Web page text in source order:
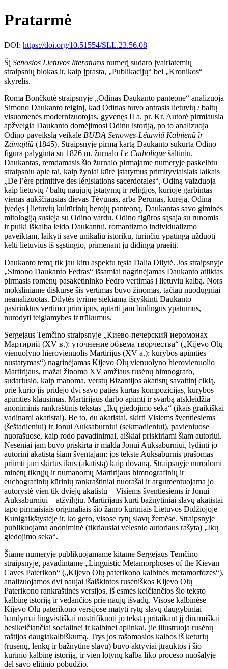
Pratarmė
DOI: https://doi.org/10.51554/SLL.23.56.08
Šį Senosios Lietuvos literatūros numerį sudaro įvairiatemių
straipsnių blokas ir, kaip įprasta, „Publikacijų“ bei „Kronikos“
skyrelis.
Roma Bončkutė straipsnyje „Odinas Daukanto panteone“ analizuoja
Simono Daukanto teiginį, kad Odinas buvo antrasis lietuvių / baltų
visuomenės modernizuotojas, gyvenęs II a. pr. Kr. Autorė pirmiausia
apžvelgia Daukanto domėjimosi Odinu istoriją, po to analizuoja
Odino paveikslą veikale BUDĄ Senowęs-Lëtuwiû Kalnienû ĩr
Ƶámajtiû (1845). Straipsnyje pirmą kartą Daukanto sukurta Odino
figūra palyginta su 1826 m. žurnalo Le Catholique šaltiniu.
Daukantas, remdamasis šio žurnalo pirmajame numeryje paskelbtu
straipsniu apie tai, kaip žyniai kūrė įstatymus primityviaisiais laikais
„De l’ère primitive des législations sacerdotales“, Odiną vaizduoja
kaip lietuvių / baltų naujųjų įstatymų ir religijos, kurioje garbintas
vienas aukščiausias dievas Tėvūnas, arba Perūnas, kūrėją. Odiną
įvedęs į lietuvių kultūrinių herojų panteoną, Daukantas savo giminės
mitologiją susieja su Odino vardu. Odino figūros sąsaja su runomis
ir puiki iškalba leido Daukantui, romantizmo individualizmo
paveiktam, laikyti save unikaliu istoriku, turinčiu ypatingą užduotį
kelti lietuvius iš sąstingio, primenant jų didingą praeitį.
Daukanto temą tik jau kitu aspektu tęsia Dalia Dilytė. Jos straipsnyje
„Simono Daukanto Fedras“ išsamiai nagrinėjamas Daukanto atliktas
pirmasis romėnų pasakėtininko Fedro vertimas į lietuvių kalbą. Nors
moksliniame diskurse šis vertimas buvo žinomas, tačiau nuodugniai
neanalizuotas. Dilytės tyrime siekiama išryškinti Daukanto
pasirinktus vertimo principus, aptarti jam būdingus ypatumus,
nurodyti teigiamybes ir trūkumus.
Sergejaus Temčino straipsnyje „Киево-печерский иеромонах
Мартирий (XV в.): уточнение объема творчества“ („Kijevo Olų
vienuolyno hierovienuolis Martirijus (XV a.): kūrybos apimties
nustatymas“) nagrinėjamas Kijevo Olų vienuolyno hierovienuolio
Martirijaus, mažai žinomo XV amžiaus rusėnų himnografo,
sudariusio, kaip manoma, verstų Bizantijos akatistų savaitinį ciklą,
prie kurio jis pridėjo dvi savo paties kurtas kompozicijas, kūrybos
apimties klausimas. Martirijaus darbo apimtį ir svarbą atskleidžia
anoniminis rankraštinis tekstas „Ikų giedojimo seka“ (ikais graikiškai
vadinami akatistai). Be to, du akatistai, skirti Visiems šventiesiems
(šeštadieniui) ir Jonui Auksaburniui (sekmadieniui), pavieniuose
nuorašuose, kaip rodo pavadinimai, aiškiai priskiriami šiam autoriui.
Neseniai jam buvo priskirta ir malda Jonui Auksaburniui, lydinti jo
autorinį akatistą šiam šventajam: jos tekste Auksaburnis prašomas
priimti jam skirtus ikus (akatistą) kaip dovaną. Straipsnyje nurodomi
minėtų tikrųjų ir numanomų Martirijaus himnografinių ir
euchografinių kūrinių rankraštiniai nuorašai ir argumentuojama jo
autorystė vien tik dviejų akatistų – Visiems šventiesiems ir Jonui
Auksaburniui – atžvilgiu. Martirijaus kurti bažnytiniai slavų akatistai
tapo pirmaisiais originaliais šio žanro kūriniais Lietuvos Didžiojoje
Kunigaikštystėje ir, ko gero, visose rytų slavų žemėse. Straipsnyje
publikuojama anoniminė (tikriausiai vėlesnio autoriaus rašyta) „Ikų
giedojimo seka“.
Šiame numeryje publikuojamame kitame Sergejaus Temčino
straipsnyje, pavadintame „Linguistic Metamorphoses of the Kievan
Caves Paterikon“ („Kijevo Olų paterikono kalbinės metamorfozės“),
analizuojamos dvi naujai išaiškintos rusėniškos Kijevo Olų
Paterikono rankraštinės versijos, iš esmės keičiančios šio teksto
kalbinę istoriją ir vedančios prie naujų išvadų. Visose kalbinėse
Kijevo Olų paterikono versijose matyti rytų slavų daugybiniai
bandymai lingvistiškai nostrifikuoti jo tekstą pritaikant jį dinamiškai
besikeičiančiai socialinei ir kalbinei aplinkai, jie iliustruoja rusėnų
raštijos daugiakalbiškumą. Trys jos rašomosios kalbos iš keturių
(rusėnų, lenkų ir bažnytinė slavų) buvo aktyviai įtrauktos į šio
kūrinio kalbinę istoriją, ir vien lotynų kalba liko proceso nuošalyje
dėl savo elitinio pobūdžio.